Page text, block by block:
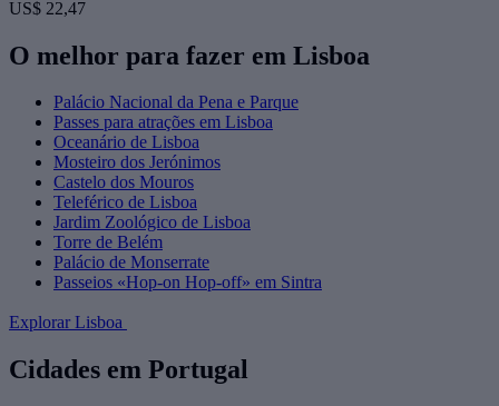
US$ 22,47
O melhor para fazer em Lisboa
Palácio Nacional da Pena e Parque
Passes para atrações em Lisboa
Oceanário de Lisboa
Mosteiro dos Jerónimos
Castelo dos Mouros
Teleférico de Lisboa
Jardim Zoológico de Lisboa
Torre de Belém
Palácio de Monserrate
Passeios «Hop-on Hop-off» em Sintra
Explorar Lisboa
Cidades em Portugal